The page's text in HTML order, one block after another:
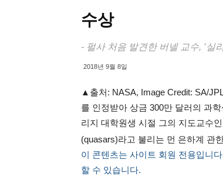
수상
- 펄사 처음 발견한 버넬 교수, ‘실
2018년 9월 8일
▲출처: NASA, Image Credit: SA/
를 인정받아 상금 300만 달러의 과
리지 대학원생 시절 그의 지도교수
(quasars)라고 불리는 먼 은하계 관
이 콘텐츠는 사이트 회원 전용입니
할 수 있습니다.